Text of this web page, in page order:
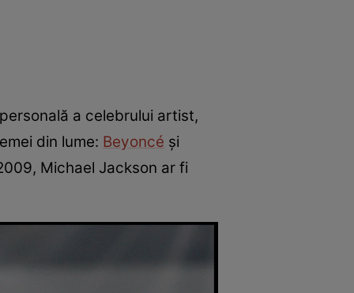
a celebrului artist,
din lume: Beyoncé și
Michael Jackson ar fi